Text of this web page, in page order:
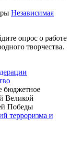
Независимая
опрос о работе
творчества.
бюджетное
Великой
Победы
терроризма и